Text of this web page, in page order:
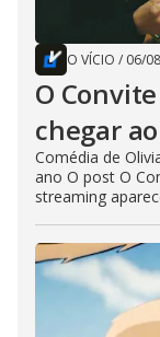
O VÍCIO / 06/
O
chegar
Comédia de
ano O post O
streaming